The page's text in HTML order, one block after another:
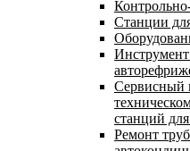
Станции
Инструмент
Сервисный
станций
Ремонт